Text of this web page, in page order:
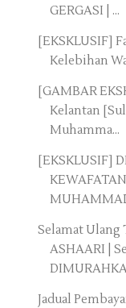
GERGASI | ...
[EKSKLUSIF]
Kelebihan
[GAMBAR
Kelantan
Muhamma...
[EKSKLUSIF]
Selamat Ulang
ASHAARI |
Jadual